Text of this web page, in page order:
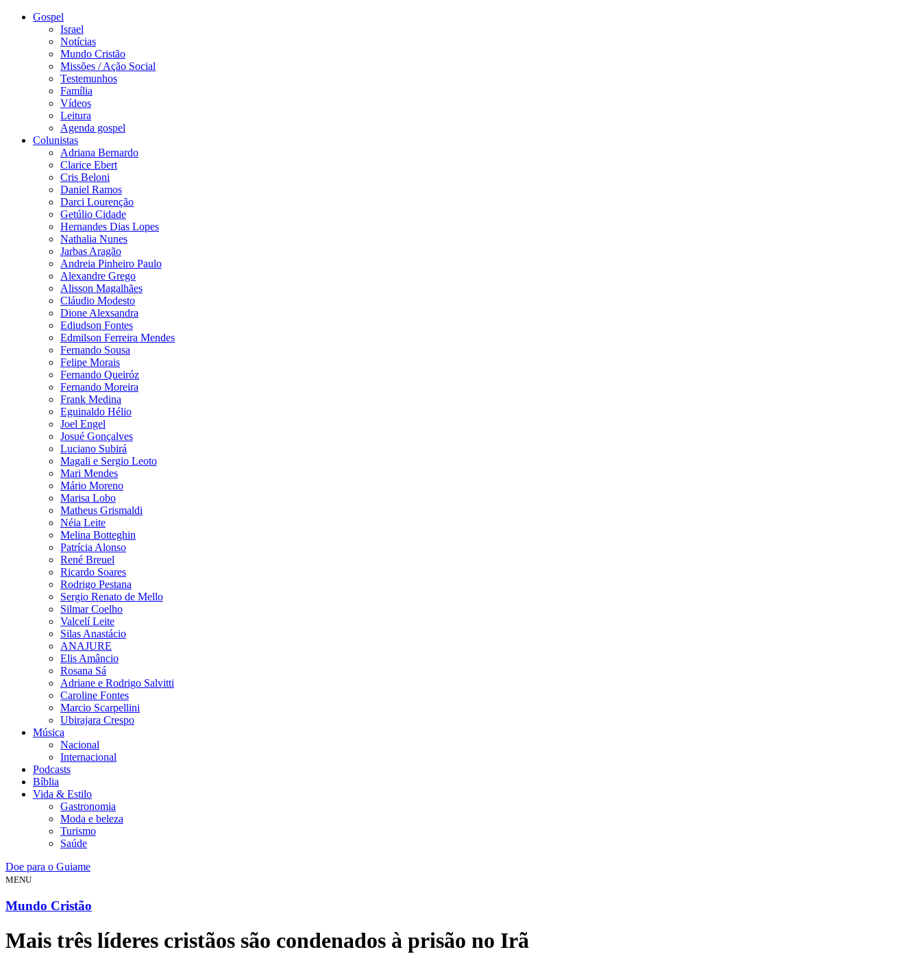
Gospel
Israel
Notícias
Mundo Cristão
Missões / Ação Social
Testemunhos
Família
Vídeos
Leitura
Agenda gospel
Colunistas
Adriana Bernardo
Clarice Ebert
Cris Beloni
Daniel Ramos
Darci Lourenção
Getúlio Cidade
Hernandes Dias Lopes
Nathalia Nunes
Jarbas Aragão
Andreia Pinheiro Paulo
Alexandre Grego
Alisson Magalhães
Cláudio Modesto
Dione Alexsandra
Ediudson Fontes
Edmilson Ferreira Mendes
Fernando Sousa
Felipe Morais
Fernando Queiróz
Fernando Moreira
Frank Medina
Eguinaldo Hélio
Joel Engel
Josué Gonçalves
Luciano Subirá
Magali e Sergio Leoto
Mari Mendes
Mário Moreno
Marisa Lobo
Matheus Grismaldi
Néia Leite
Melina Botteghin
Patrícia Alonso
René Breuel
Ricardo Soares
Rodrigo Pestana
Sergio Renato de Mello
Silmar Coelho
Valcelí Leite
Silas Anastácio
ANAJURE
Elis Amâncio
Rosana Sá
Adriane e Rodrigo Salvitti
Caroline Fontes
Marcio Scarpellini
Ubirajara Crespo
Música
Nacional
Internacional
Podcasts
Bíblia
Vida & Estilo
Gastronomia
Moda e beleza
Turismo
Saúde
Doe para o Guiame
MENU
Mundo Cristão
Mais três líderes cristãos são condenados à prisão no Irã